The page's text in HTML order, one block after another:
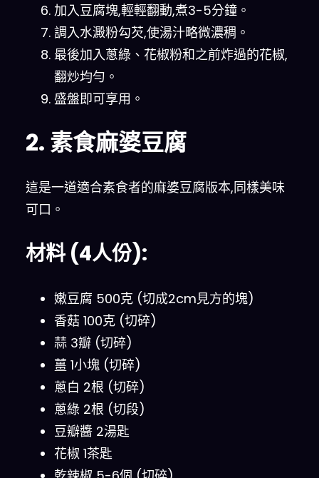
加入豆腐塊,輕輕翻動,煮3-5分鐘。
調入水澱粉勾芡,使湯汁略微濃稠。
最後加入蔥綠、花椒粉和之前炸過的花椒,
翻炒均勻。
盛盤即可享用。
2. 素食麻婆豆腐
這是一道適合素食者的麻婆豆腐版本,同樣美味
可口。
材料 (4人份):
嫩豆腐 500克 (切成2cm見方的塊)
香菇 100克 (切碎)
蒜 3瓣 (切碎)
薑 1小塊 (切碎)
蔥白 2根 (切碎)
蔥綠 2根 (切段)
豆瓣醬 2湯匙
花椒 1茶匙